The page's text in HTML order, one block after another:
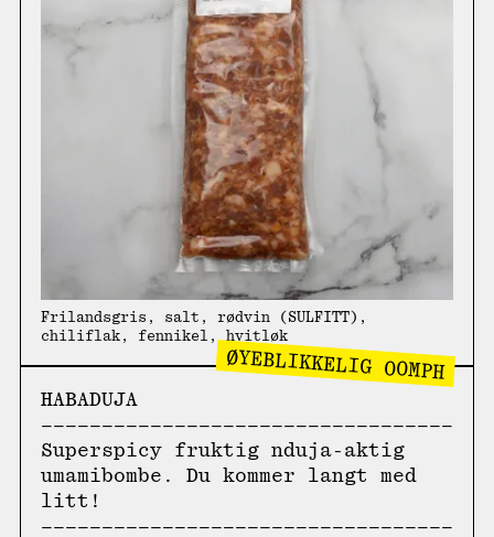
Frilandsgris, salt, rødvin (SULFITT),
chiliflak, fennikel, hvitløk
ØYEBLIKKELIG OOMPH
HABADUJA
Superspicy fruktig nduja-aktig
umamibombe. Du kommer langt med
litt!